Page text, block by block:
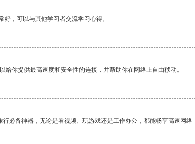
好，可以与其他学习者交流学习心得。
给你提供最高速度和安全性的连接，并帮助你在网络上自由移动。
必备神器，无论是看视频、玩游戏还是工作办公，都能畅享高速网